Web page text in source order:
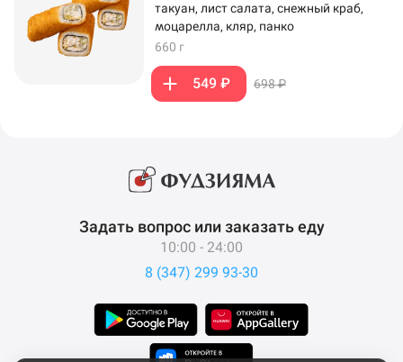
такуан, лист салата, снежный краб,
моцарелла, кляр, панко
660 г
549 ₽ 698 ₽
Задать вопрос или заказать еду
10:00 - 24:00
8 (347) 299 93-30